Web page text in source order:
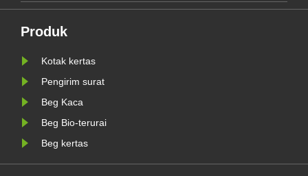
menyokong trend pembungkusan
EU PPWR baharu.
Produk
Kotak kertas
Pengirim surat
Beg Kaca
Beg Bio-terurai
Beg kertas